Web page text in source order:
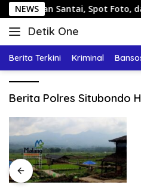
Langsung
ke
konten
NEWS
Santai, Spot Foto, dan
Detik One
Tajam
Fakta
Berita Terkini Kriminal
Berita Polres Situbondo